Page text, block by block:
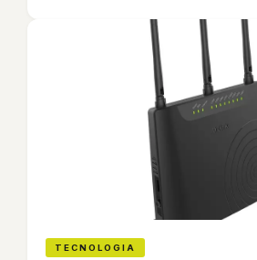
TECNOLOGIA